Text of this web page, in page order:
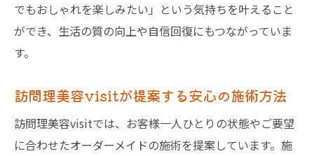
でもおしゃれを楽しみたい」という気持ちを叶えること
ができ、生活の質の向上や自信回復にもつながっていま
す。
訪問理美容visitが提案する安心の施術方法
訪問理美容visitでは、お客様一人ひとりの状態やご要望
に合わせたオーダーメイドの施術を提案しています。施